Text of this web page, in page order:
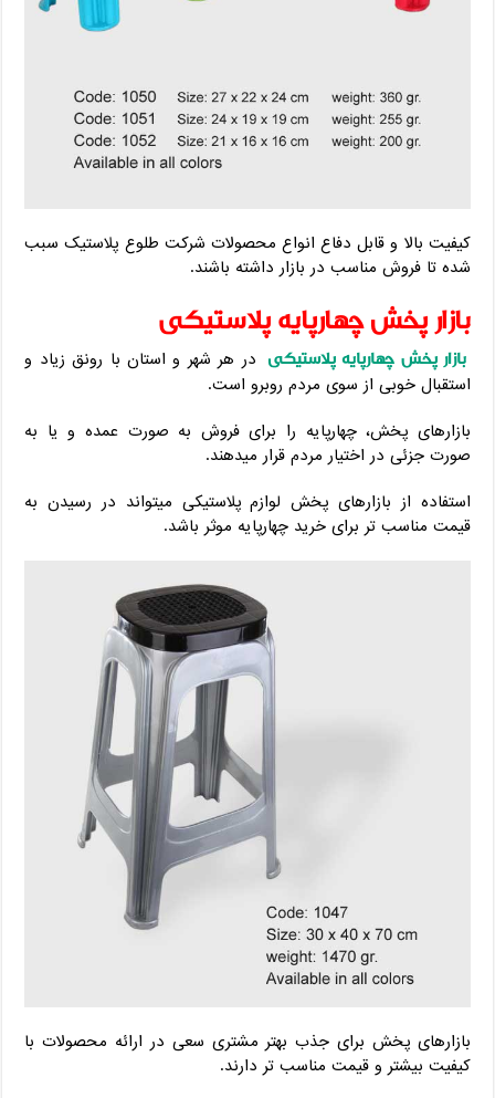
کیفیت بالا و قابل دفاع انواع محصولات شرکت طلوع پلاستیک سبب
شده تا فروش مناسب در بازار داشته باشند.
بازار پخش چهارپایه پلاستیکی
بازار پخش چهارپایه پلاستیکی در هر شهر و استان با رونق زیاد و
استقبال خوبی از سوی مردم روبرو است.
بازارهای پخش، چهارپایه را برای فروش به صورت عمده و یا به
صورت جزئی در اختیار مردم قرار میدهند.
استفاده از بازارهای پخش لوازم پلاستیکی میتواند در رسیدن به
قیمت مناسب تر برای خرید چهارپایه موثر باشد.
بازارهای پخش برای جذب بهتر مشتری سعی در ارائه محصولات با
کیفیت بیشتر و قیمت مناسب تر دارند.